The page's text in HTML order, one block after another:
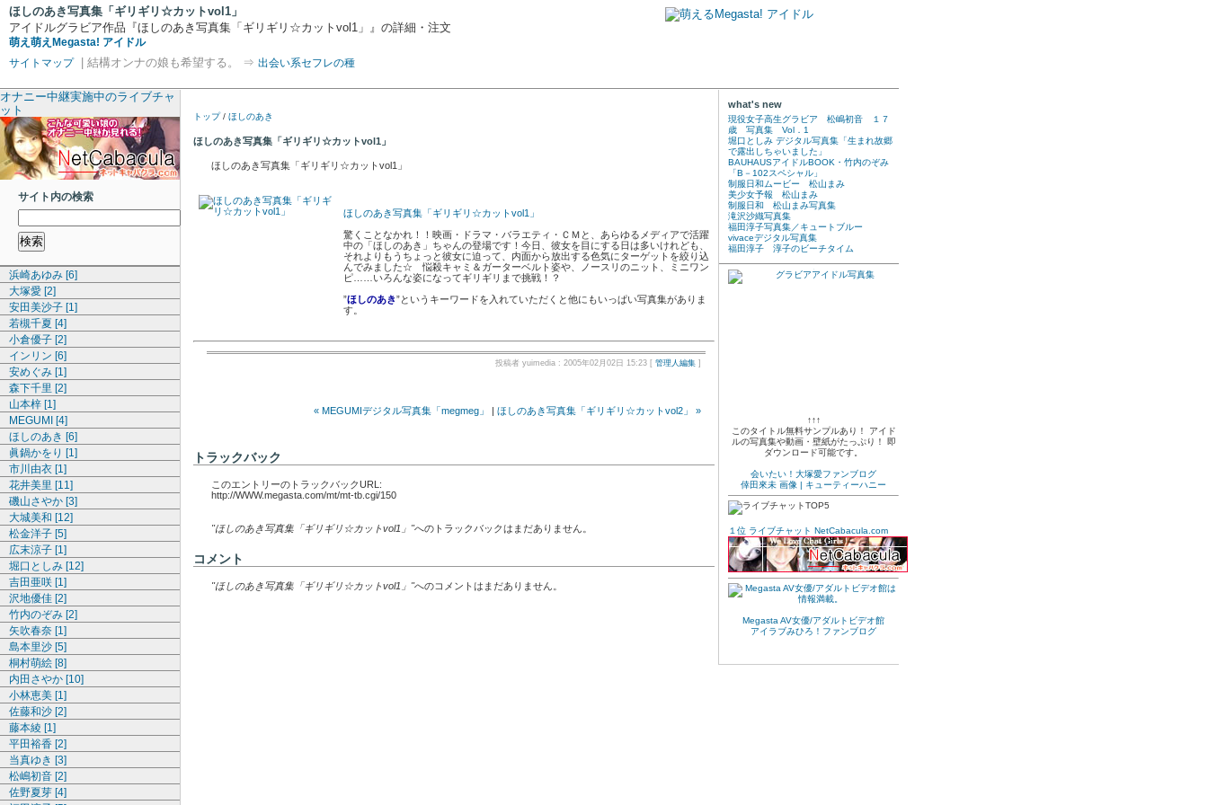
ほしのあき写真集「ギリギリ☆カットvol1」
アイドルグラビア作品『ほしのあき写真集「ギリギリ☆カットvol1」』の詳細・注文
萌え萌えMegasta! アイドル
サイトマップ | 結構オンナの娘も希望する。 ⇒ 出会い系セフレの種
トップ/ ほしのあき
ほしのあき写真集「ギリギリ☆カットvol1」
ほしのあき写真集「ギリギリ☆カットvol1」
ほしのあき写真集「ギリギリ☆カットvol1」
驚くことなかれ！！映画・ドラマ・バラエティ・ＣＭと、あらゆるメディアで活躍
中の「ほしのあき」ちゃんの登場です！今日、彼女を目にする日は多いけれども、
それよりもうちょっと彼女に迫って、内面から放出する色気にターゲットを絞り込
んでみました☆ 悩殺キャミ＆ガーターベルト姿や、ノースリのニット、ミニワン
ピ……いろんな姿になってギリギリまで挑戦！？
”ほしのあき”というキーワードを入れていただくと他にもいっぱい写真集がありま
す。
投稿者 yuimedia : 2005年02月02日 15:23 [ 管理人編集 ]
« MEGUMIデジタル写真集「megmeg」 | ほしのあき写真集「ギリギリ☆カットvol2」 »
トラックバック
このエントリーのトラックバックURL:
http://WWW.megasta.com/mt/mt-tb.cgi/150
"ほしのあき写真集「ギリギリ☆カットvol1」"へのトラックバックはまだありません。
コメント
"ほしのあき写真集「ギリギリ☆カットvol1」"へのコメントはまだありません。
オナニー中継実施中のライブチャ
ット
サイト内の検索
浜崎あゆみ [6]
大塚愛 [2]
安田美沙子 [1]
若槻千夏 [4]
小倉優子 [2]
インリン [6]
安めぐみ [1]
森下千里 [2]
山本梓 [1]
MEGUMI [4]
ほしのあき [6]
眞鍋かをり [1]
市川由衣 [1]
花井美里 [11]
磯山さやか [3]
大城美和 [12]
松金洋子 [5]
広末涼子 [1]
堀口としみ [12]
吉田亜咲 [1]
沢地優佳 [2]
竹内のぞみ [2]
矢吹春奈 [1]
島本里沙 [5]
桐村萌絵 [8]
内田さやか [10]
小林恵美 [1]
佐藤和沙 [2]
藤本綾 [1]
平田裕香 [2]
当真ゆき [3]
松嶋初音 [2]
佐野夏芽 [4]
what's new
現役女子高生グラビア 松嶋初音 １７
歳 写真集 Vol．1
堀口としみ デジタル写真集「生まれ故郷
で露出しちゃいました」
BAUHAUSアイドルBOOK・竹内のぞみ
「B－102スペシャル」
制服日和ムービー 松山まみ
美少女予報 松山まみ
制服日和 松山まみ写真集
滝沢沙織写真集
福田淳子写真集／キュートブルー
vivaceデジタル写真集
福田淳子 淳子のビーチタイム
↑↑↑
このタイトル無料サンプルあり！ アイド
ルの写真集や動画・壁紙がたっぷり！ 即
ダウンロード可能です。
会いたい！大塚愛ファンブログ
倖田來未 画像 | キューティーハニー
１位 ライブチャット NetCabacula.com
Megasta AV女優/アダルトビデオ館
アイラブみひろ！ファンブログ